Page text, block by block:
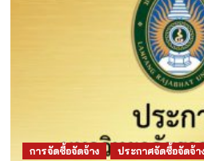
การจัดซื้อจัดจ้าง ประกาศจัดซื้อจัดจ้า